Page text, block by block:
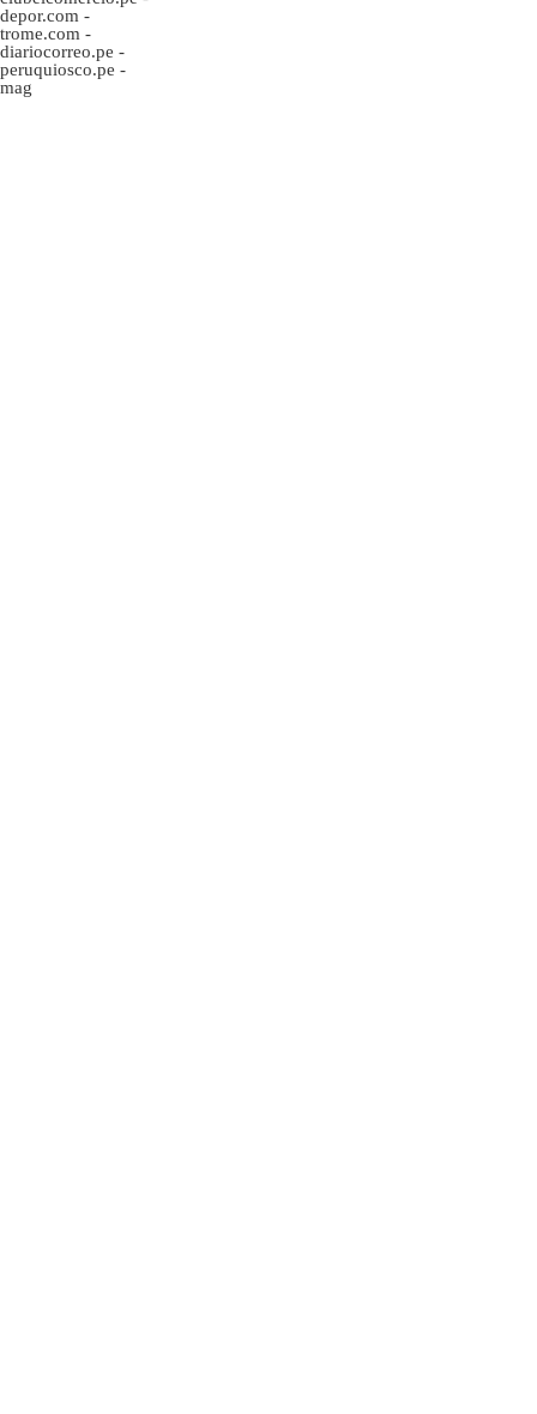
depor.com -
trome.com -
diariocorreo.pe -
peruquiosco.pe -
mag